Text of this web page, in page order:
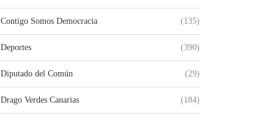
Contigo Somos Democracia (135)
Deportes (390)
Diputado del Común (29)
Drago Verdes Canarias (184)